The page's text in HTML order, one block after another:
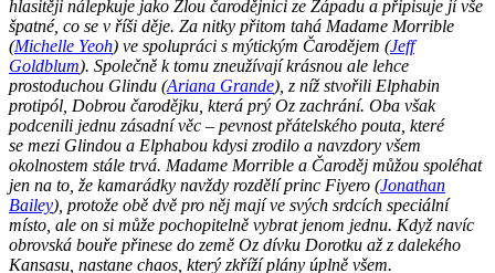
hlasitěji nálepkuje jako Zlou čarodějnici ze Západu a připisuje jí vše
špatné, co se v říši děje. Za nitky přitom tahá Madame Morrible
(Michelle Yeoh) ve spolupráci s mýtickým Čarodějem (Jeff
Goldblum). Společně k tomu zneužívají krásnou ale lehce
prostoduchou Glindu (Ariana Grande), z níž stvořili Elphabin
protipól, Dobrou čarodějku, která prý Oz zachrání. Oba však
podcenili jednu zásadní věc – pevnost přátelského pouta, které
se mezi Glindou a Elphabou kdysi zrodilo a navzdory všem
okolnostem stále trvá. Madame Morrible a Čaroděj můžou spoléhat
jen na to, že kamarádky navždy rozdělí princ Fiyero (Jonathan
Bailey), protože obě dvě pro něj mají ve svých srdcích speciální
místo, ale on si může pochopitelně vybrat jenom jednu. Když navíc
obrovská bouře přinese do země Oz dívku Dorotku až z dalekého
Kansasu, nastane chaos, který zkříží plány úplně všem.